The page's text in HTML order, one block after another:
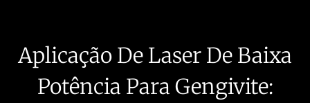
Aplicação De Laser De Baixa
Potência Para Gengivite: